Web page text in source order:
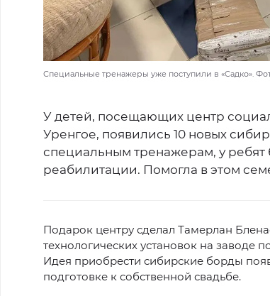
Специальные тренажеры уже поступили в «Садко».
У детей, посещающих центр
Уренгое, появились 10 новых
специальным тренажерам, у
реабилитации. Помогла в этом
Подарок центру сделал Тамерлан
технологических установок на заводе
Идея приобрести сибирские борды
подготовке к собственной свадьбе.